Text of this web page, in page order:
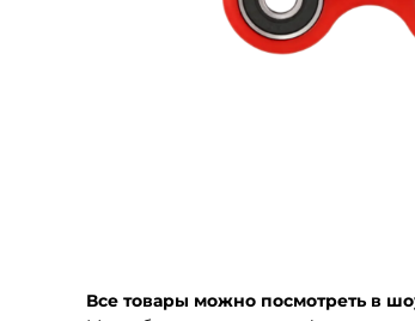
Все товары можно посмотреть в